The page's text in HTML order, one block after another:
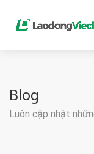
Blog
Luôn cập nhật